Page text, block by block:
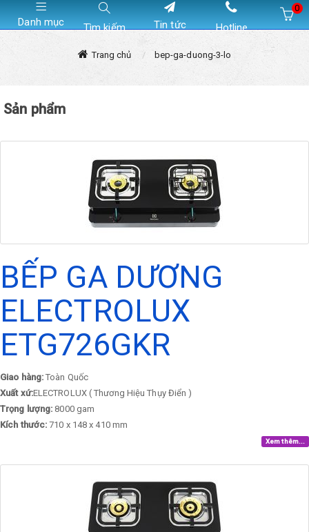
Danh mục Tìm kiếm Tin tức Hotline
0
Trang chủ bep-ga-duong-3-lo
Sản phẩm
BẾP GA DƯƠNG
ELECTROLUX
ETG726GKR
Giao hàng: Toàn Quốc
Xuất xứ:ELECTROLUX ( Thương Hiệu Thụy Điển )
Trọng lượng: 8000 gam
Kích thước: 710 x 148 x 410 mm
Xem thêm...